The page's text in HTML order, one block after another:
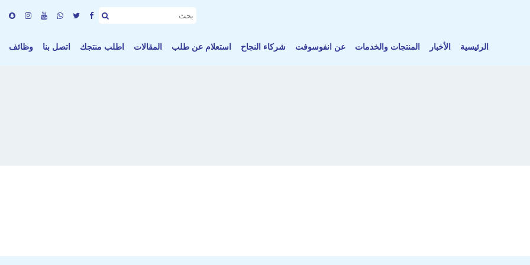
الرئيسية الأخبار المنتجات والخدمات عن انفوسوفت شركاء النجاح استعلام عن طلب المقالات اطلب منتجك اتصل بنا وظائف